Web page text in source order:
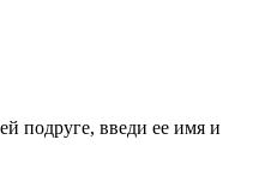
подруге, введи ее имя и